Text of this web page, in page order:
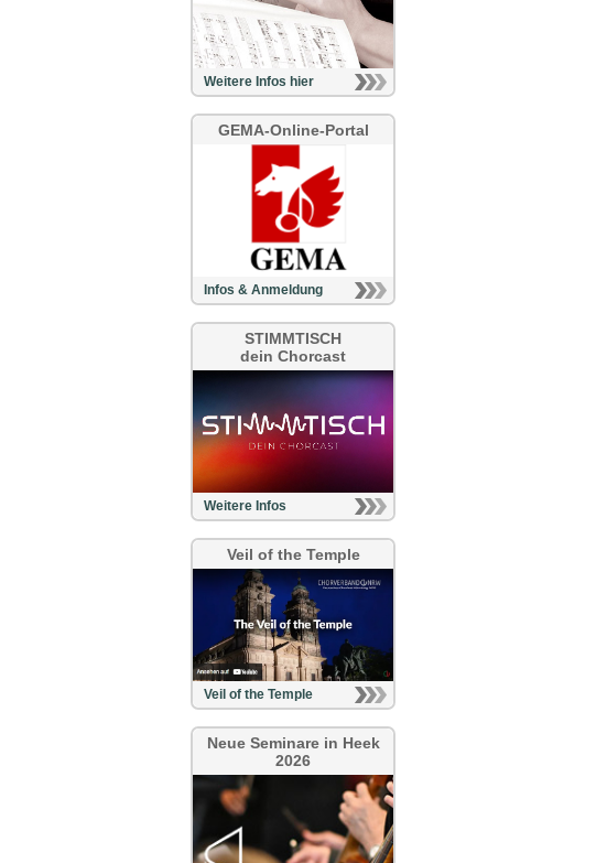
Weitere Infos hier
GEMA-Online-Portal
Infos & Anmeldung
STIMMTISCH
dein Chorcast
Weitere Infos
Veil of the Temple
Veil of the Temple
Neue Seminare in Heek
2026